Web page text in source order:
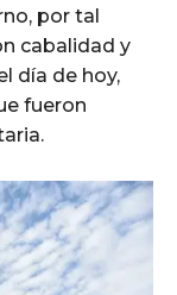
por tal
cabalidad y
día de hoy,
fueron